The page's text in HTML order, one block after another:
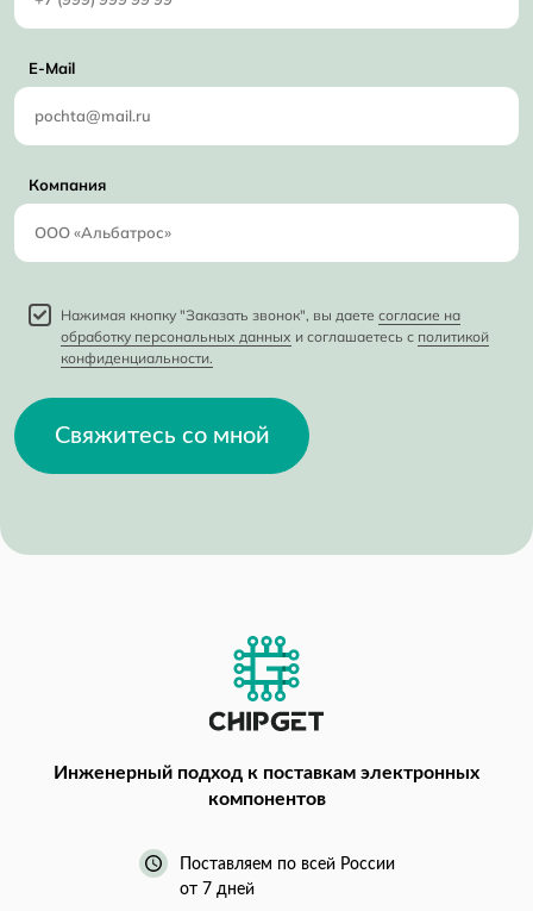
E-Mail
Компания
Нажимая кнопку "Заказать звонок", вы даете согласие на
обработку персональных данных и соглашаетесь с политикой
конфиденциальности.
Свяжитесь со мной
Инженерный подход к поставкам электронных
компонентов
Поставляем по всей России
от 7 дней